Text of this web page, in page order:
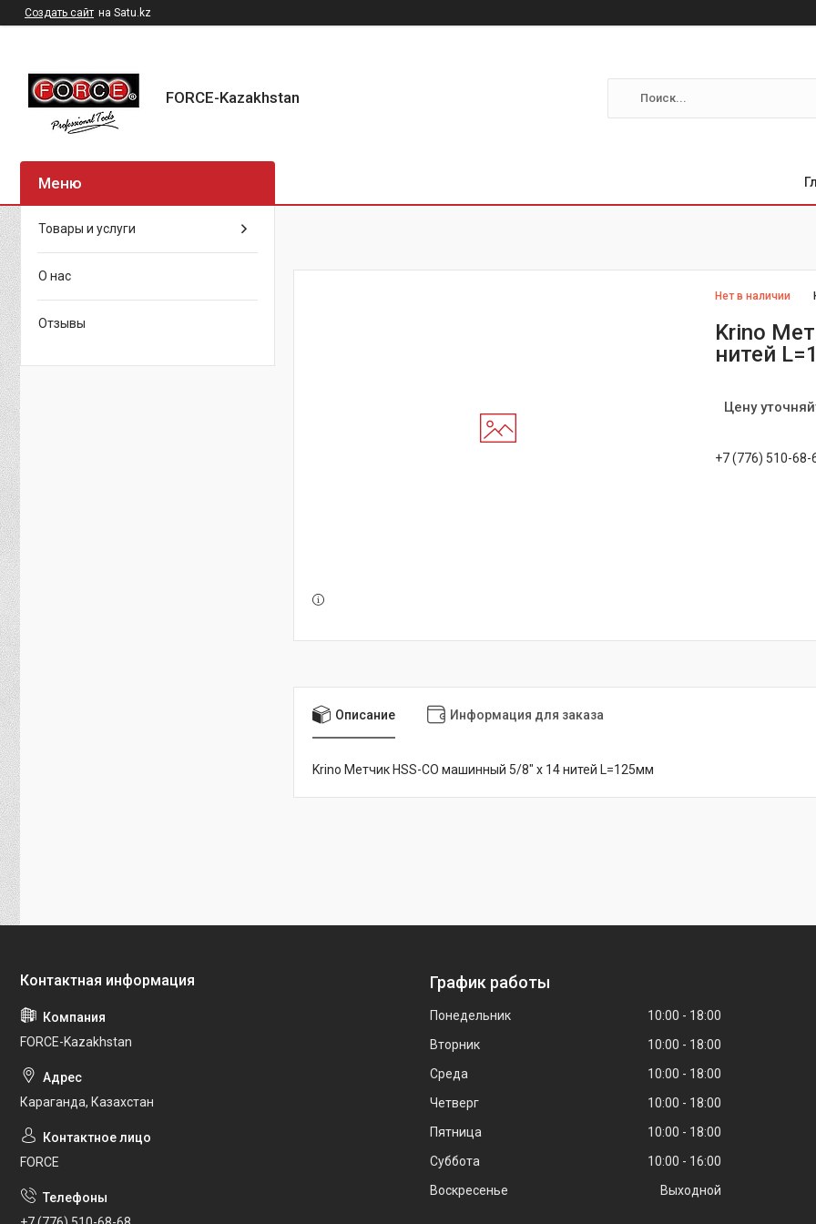
Создать сайт на Satu.kz
FORCE-Kazakhstan
Нет в наличии
Krino
нитей
Цену
+7 (776) 510-68-
Описание Информация для заказа
Krino Метчик HSS-CO машинный 5/8" х 14 нитей L=125мм
Товары и услуги
О нас
Отзывы
FORCE-Kazakhstan
Караганда, Казахстан
FORCE
График работы
Понедельник 10:00
18:00
Вторник
10:00
18:00
Среда
10:00
18:00
Четверг
10:00
18:00
Пятница
10:00
18:00
Суббота
10:00
16:00
Воскресенье
Выходной